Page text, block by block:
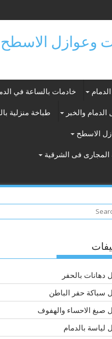
وعوازل الاسطح
خادمات بالساعة في
والخبر طباخة منزلية
الاسطح
فى الشرقية
دهانات بالحفر
سباكة حفر الباطن
صبغ الاحساء والهفوف
لياسة بالدمام